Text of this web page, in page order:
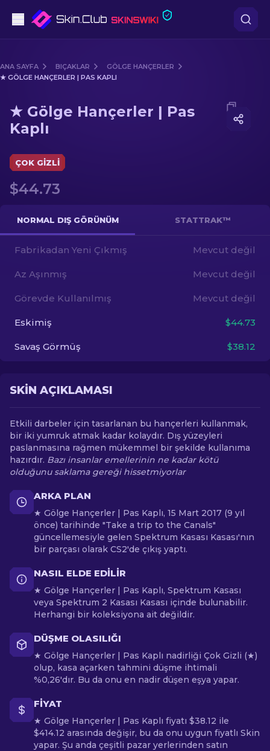
Orta seviye
Tüfek
Bıçaklar
Kasalar
TR
ANA SAYFA BIÇAKLAR
GÖLGE HANÇERLER
★ GÖLGE HANÇERLER | PAS KAPLI
Media of ★ Gölge Hançerler | Pas Kaplı
★ Gölge Hançerler | Pas
Kaplı
ÇOK GIZLI
$44.73
NORMAL DIŞ GÖRÜNÜM STATTRAK™
Fabrikadan Yeni Çıkmış Mevcut değil
Az Aşınmış Mevcut değil
Görevde Kullanılmış Mevcut değil
Eskimiş $44.73
Savaş Görmüş $38.12
SKIN AÇIKLAMASI
Etkili darbeler için tasarlanan bu hançerleri kullanmak,
bir iki yumruk atmak kadar kolaydır. Dış yüzeyleri
paslanmasına rağmen mükemmel bir şekilde kullanıma
hazırdır. Bazı insanlar emellerinin ne kadar kötü
olduğunu saklama gereği hissetmiyorlar
ARKA PLAN
★ Gölge Hançerler | Pas Kaplı, 15 Mart 2017 (9 yıl
önce) tarihinde "Take a trip to the Canals"
güncellemesiyle gelen Spektrum Kasası Kasası'nın
bir parçası olarak CS2'de çıkış yaptı.
NASIL ELDE EDILIR
★ Gölge Hançerler | Pas Kaplı, Spektrum Kasası
veya Spektrum 2 Kasası Kasası içinde bulunabilir.
Herhangi bir koleksiyona ait değildir.
DÜŞME OLASILIĞI
★ Gölge Hançerler | Pas Kaplı nadirliği Çok Gizli (★)
olup, kasa açarken tahmini düşme ihtimali
%0,26'dır. Bu da onu en nadir düşen eşya yapar.
FIYAT
★ Gölge Hançerler | Pas Kaplı fiyatı $38.12 ile
$414.12 arasında değişir, bu da onu uygun fiyatlı Skin
yapar. Şu anda çeşitli pazar yerlerinden satın